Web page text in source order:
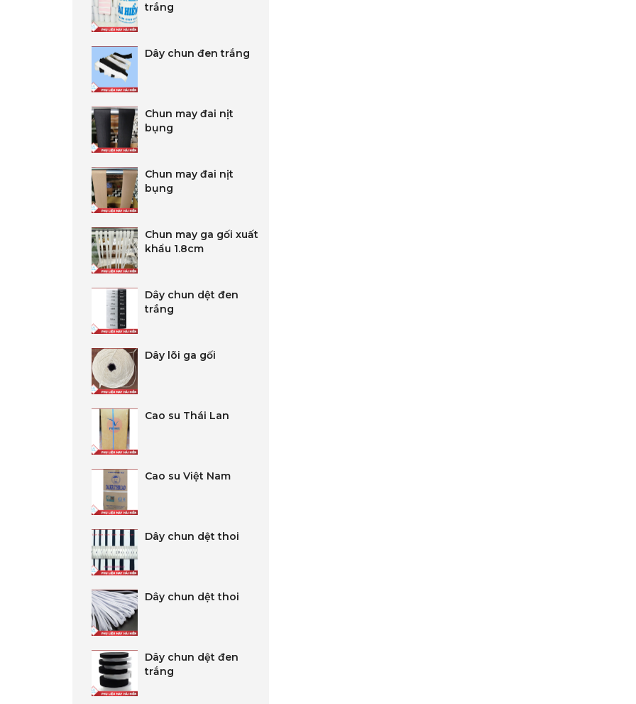
trắng
Dây chun đen trắng
Chun may đai nịt
bụng
Chun may đai nịt
bụng
Chun may ga gối xuất
khẩu 1.8cm
Dây chun dệt đen
trắng
Dây lõi ga gối
Cao su Thái Lan
Cao su Việt Nam
Dây chun dệt thoi
Dây chun dệt thoi
Dây chun dệt đen
trắng